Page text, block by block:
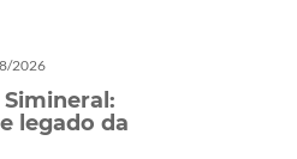
2026
legado da